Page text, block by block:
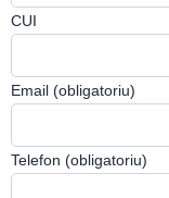
CUI
Email (obligatoriu)
Telefon (obligatoriu)